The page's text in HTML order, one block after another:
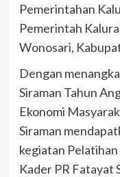
Pemerintahan
Pemerintah
Wonosari,
Dengan
Siraman Tahun
Ekonomi
Siraman
kegiatan
Kader PR Fatayat